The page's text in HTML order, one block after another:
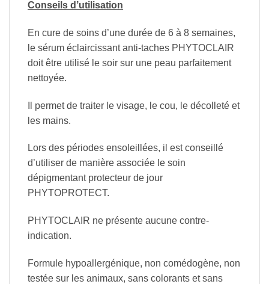
Conseils d’utilisation
En cure de soins d’une durée de 6 à 8 semaines,
le sérum éclaircissant anti-taches PHYTOCLAIR
doit être utilisé le soir sur une peau parfaitement
nettoyée.
Il permet de traiter le visage, le cou, le décolleté et
les mains.
Lors des périodes ensoleillées, il est conseillé
d’utiliser de manière associée le soin
dépigmentant protecteur de jour
PHYTOPROTECT.
PHYTOCLAIR ne présente aucune contre-
indication.
Formule hypoallergénique, non comédogène, non
testée sur les animaux, sans colorants et sans